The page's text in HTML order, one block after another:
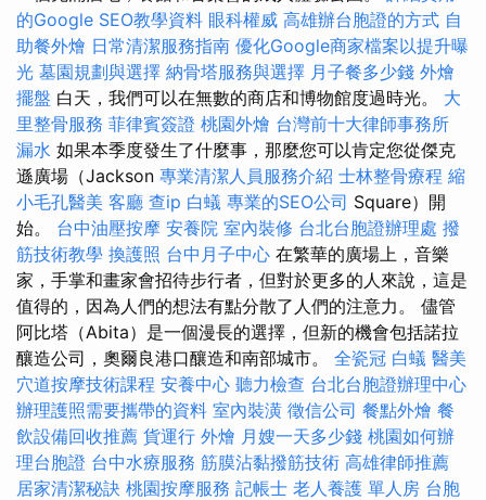
的Google SEO教學資料 眼科權威 高雄辦台胞證的方式 自
助餐外燴 日常清潔服務指南 優化Google商家檔案以提升曝
光 墓園規劃與選擇 納骨塔服務與選擇 月子餐多少錢 外燴
擺盤 白天，我們可以在無數的商店和博物館度過時光。 大
里整骨服務 菲律賓簽證 桃園外燴 台灣前十大律師事務所
漏水 如果本季度發生了什麼事，那麼您可以肯定您從傑克
遜廣場（Jackson 專業清潔人員服務介紹 士林整骨療程 縮
小毛孔醫美 客廳 查ip 白蟻 專業的SEO公司 Square）開
始。 台中油壓按摩 安養院 室內裝修 台北台胞證辦理處 撥
筋技術教學 換護照 台中月子中心 在繁華的廣場上，音樂
家，手掌和畫家會招待步行者，但對於更多的人來說，這是
值得的，因為人們的想法有點分散了人們的注意力。 儘管
阿比塔（Abita）是一個漫長的選擇，但新的機會包括諾拉
釀造公司，奧爾良港口釀造和南部城市。 全瓷冠 白蟻 醫美
穴道按摩技術課程 安養中心 聽力檢查 台北台胞證辦理中心
辦理護照需要攜帶的資料 室內裝潢 徵信公司 餐點外燴 餐
飲設備回收推薦 貨運行 外燴 月嫂一天多少錢 桃園如何辦
理台胞證 台中水療服務 筋膜沾黏撥筋技術 高雄律師推薦
居家清潔秘訣 桃園按摩服務 記帳士 老人養護 單人房 台胞